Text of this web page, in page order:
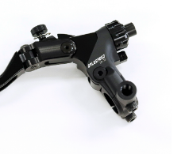
閉じる